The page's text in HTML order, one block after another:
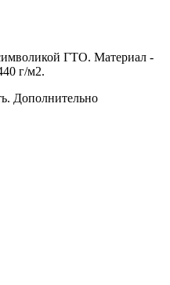
ГТО. Материал -
г/м2.
Дополнительно